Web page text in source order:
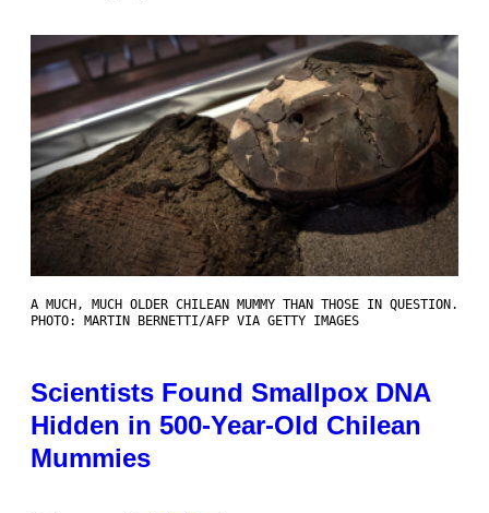
A MUCH, MUCH OLDER CHILEAN MUMMY THAN THOSE IN QUESTION.
PHOTO: MARTIN BERNETTI/AFP VIA GETTY IMAGES
Scientists Found Smallpox DNA
Hidden in 500-Year-Old Chilean
Mummies